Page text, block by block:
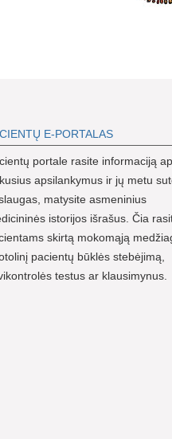
E-PORTALAS
portale rasite informaciją
apsilankymus ir jų metu
matysite asmeninius
istorijos išrašus. Čia
skirtą mokomąją
pacientų būklės stebėjimą,
testus ar klausimynus.